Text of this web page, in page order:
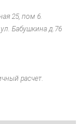
25, пом 6.
Бабушкина д.76
расчет.